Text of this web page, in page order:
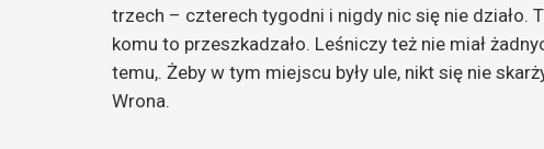
trzech – czterech tygodni i nigdy nic się nie działo.
komu to przeszkadzało. Leśniczy też nie miał
temu,. Żeby w tym miejscu były ule, nikt się nie
Wrona.